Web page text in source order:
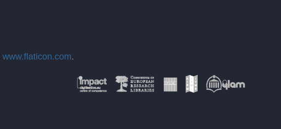
www.flaticon.com.